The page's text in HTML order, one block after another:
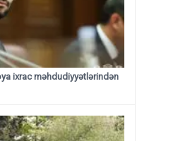
ixrac məhdudiyyətlərindən